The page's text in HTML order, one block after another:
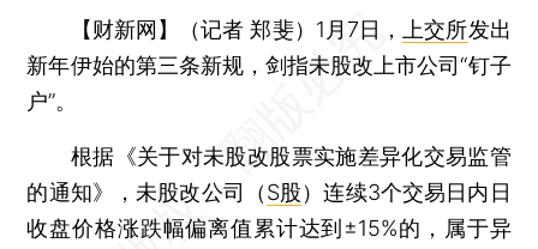
【财新网】（记者 郑斐） 1月7日， 上交所发出
新年伊始的第三条新规，剑指未股改上市公司“钉子
户”。
根据《关于对未股改股票实施差异化交易监管
的通知》，未股改公司（S股）连续3个交易日内日
收盘价格涨跌幅偏离值累计达到±15%的，属于异